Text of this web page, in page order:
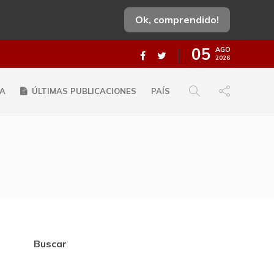
Ok, comprendido!
05 AGO
2026
ÚLTIMAS PUBLICACIONES PAÍS
Buscar